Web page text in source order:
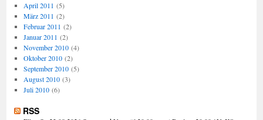
April 2011 (5)
März 2011 (2)
Februar 2011 (2)
Januar 2011 (2)
November 2010(4)
Oktober 2010(2)
September 2010(5)
August 2010(3)
Juli 2010(6)
RSS